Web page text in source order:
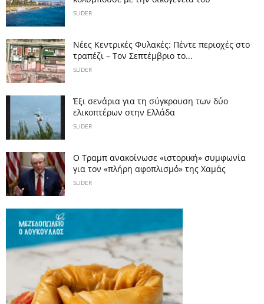
SLIDER
Νέες Κεντρικές Φυλακές: Πέντε περιοχές στο
τραπέζι – Τον Σεπτέμβριο το...
SLIDER
Έξι σενάρια για τη σύγκρουση των δύο
ελικοπτέρων στην Eλλάδα
SLIDER
Ο Τραμπ ανακοίνωσε «ιστορική» συμφωνία
για τον «πλήρη αφοπλισμό» της Χαμάς
SLIDER